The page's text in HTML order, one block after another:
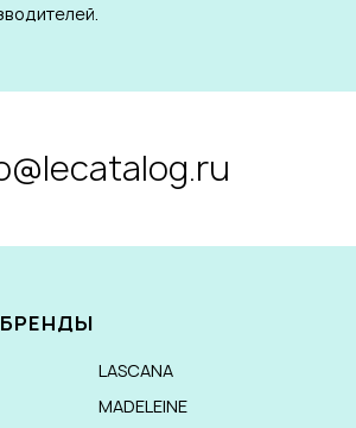
LASCANA
MADELEINE